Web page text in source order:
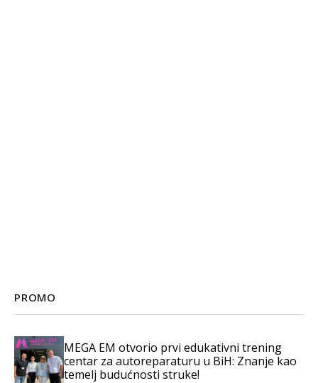
PROMO
MEGA EM otvorio prvi edukativni trening
centar za autoreparaturu u BiH: Znanje kao
temelj budućnosti struke!